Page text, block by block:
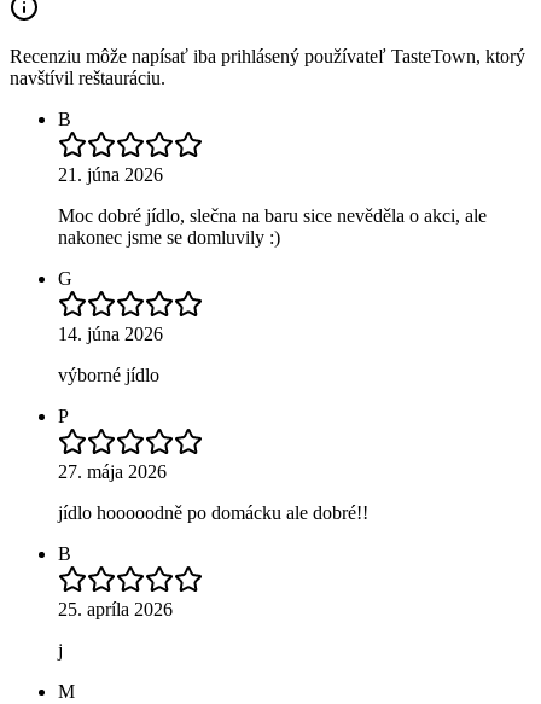
Recenziu môže napísať iba prihlásený používateľ TasteTown, ktorý
navštívil reštauráciu.
B
21. júna 2026
Moc dobré jídlo, slečna na baru sice nevěděla o akci, ale
nakonec jsme se domluvily :)
G
14. júna 2026
výborné jídlo
P
27. mája 2026
jídlo hooooodně po domácku ale dobré!!
B
25. apríla 2026
j
M